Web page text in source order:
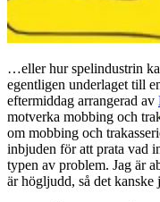
…eller hur spelindustrin
egentligen underlaget till
eftermiddag arrangerad av
motverka mobbing och
om mobbing och
inbjuden för att prata vad
typen av problem. Jag är
är högljudd, så det kanske